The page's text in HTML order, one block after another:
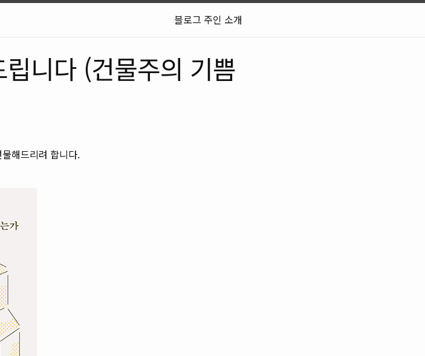
블로그 주인 소개
니다 (건물주의 기쁨
해드리려 합니다.